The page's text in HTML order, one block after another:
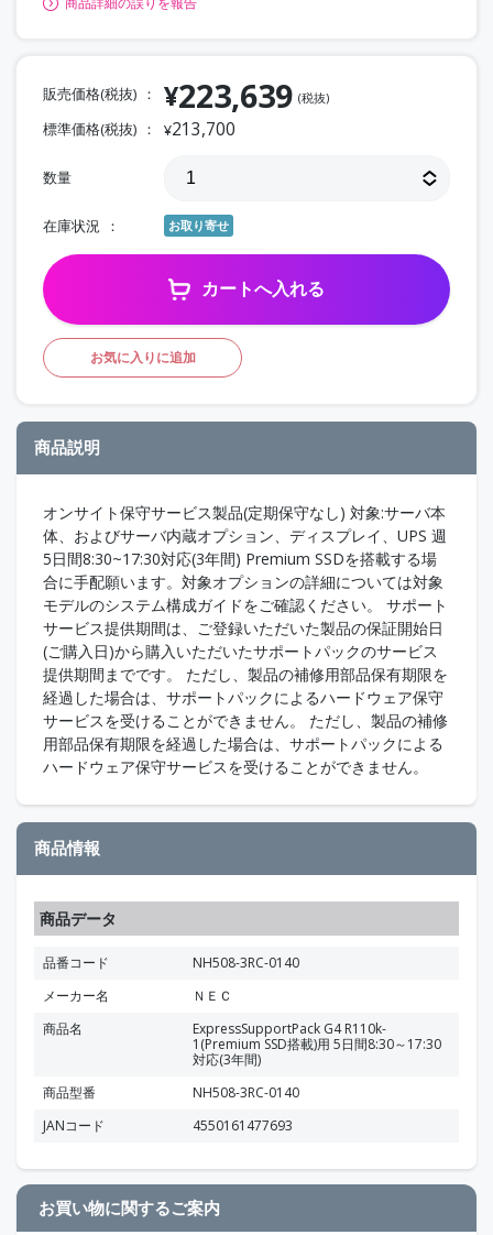
販売価格(税抜) ¥223,639 (税抜)
標準価格(税抜) ¥213,700
数量
在庫状況 お取り寄せ
カートへ入れる
お気に入りに追加
商品説明
オンサイト保守サービス製品(定期保守なし) 対象:サーバ本
体、およびサーバ内蔵オプション、ディスプレイ、UPS 週
5日間8:30~17:30対応(3年間) Premium SSDを搭載する場
合に手配願います。対象オプションの詳細については対象
モデルのシステム構成ガイドをご確認ください。 サポート
サービス提供期間は、ご登録いただいた製品の保証開始日
(ご購入日)から購入いただいたサポートパックのサービス
提供期間までです。 ただし、製品の補修用部品保有期限を
経過した場合は、サポートパックによるハードウェア保守
サービスを受けることができません。 ただし、製品の補修
用部品保有期限を経過した場合は、サポートパックによる
ハードウェア保守サービスを受けることができません。
商品情報
商品データ
品番コード
NH508-3RC-0140
メーカー名
ＮＥＣ
商品名
ExpressSupportPack G4 R110k-
1(Premium SSD搭載)用 5日間8:30～17:30
対応(3年間)
商品型番
NH508-3RC-0140
JANコード
4550161477693
お買い物に関するご案内